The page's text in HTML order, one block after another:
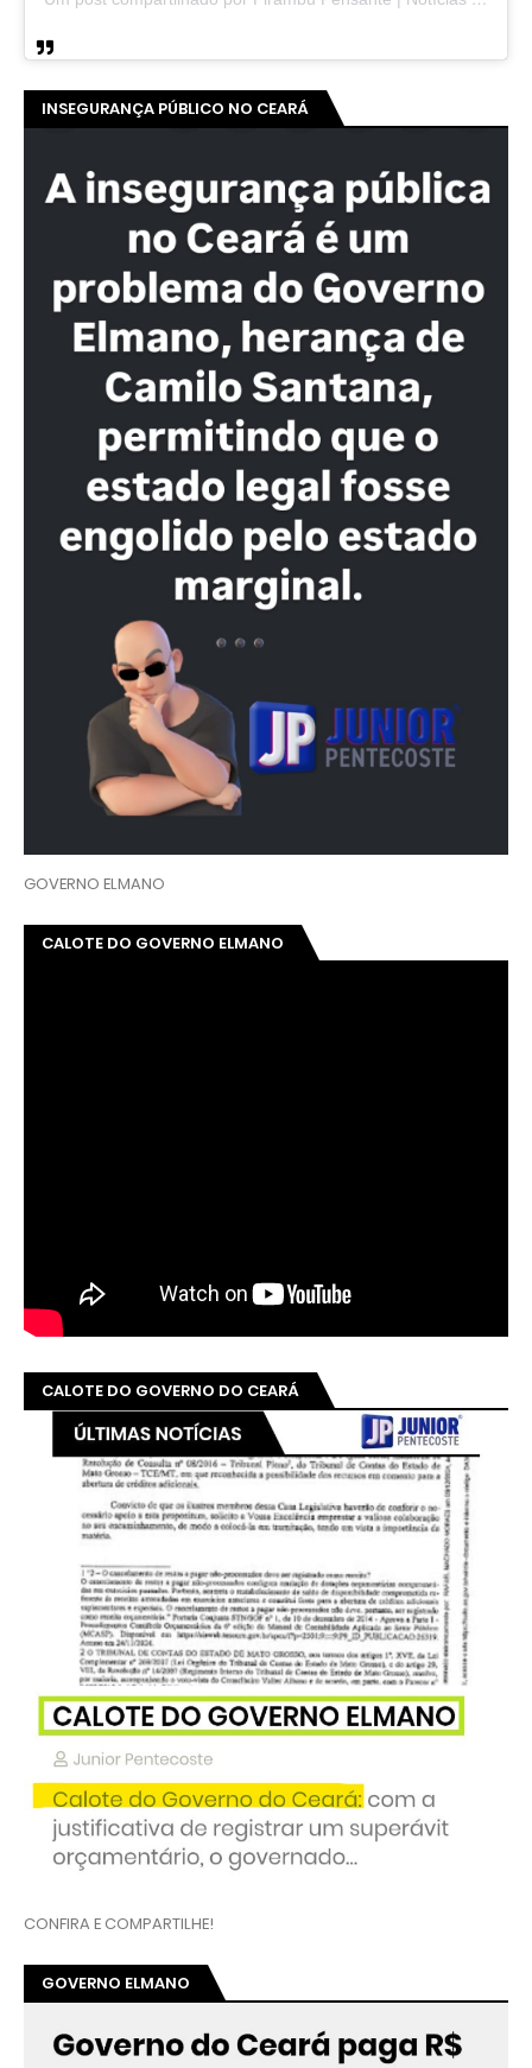
INSEGURANÇA PÚBLICO NO CEARÁ
GOVERNO ELMANO
CALOTE DO GOVERNO ELMANO
CALOTE DO GOVERNO DO CEARÁ
CONFIRA E COMPARTILHE!
GOVERNO ELMANO